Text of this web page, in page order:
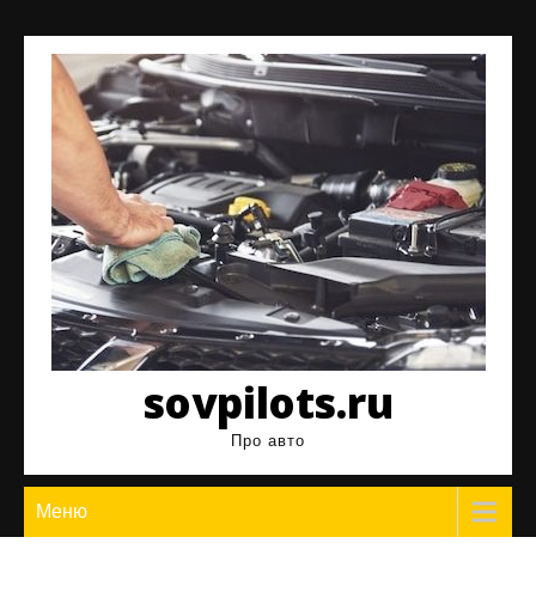
содержимому
sovpilots.ru
Про авто
Меню